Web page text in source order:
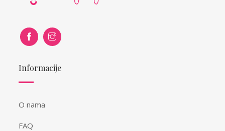
Informacije
O nama
FAQ